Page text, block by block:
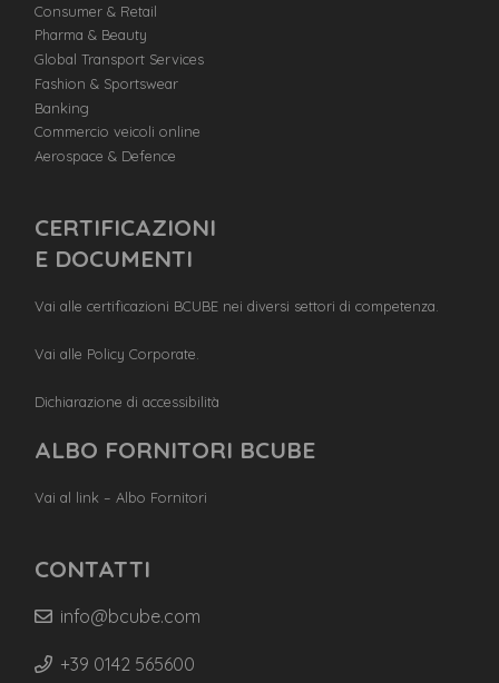
Consumer & Retail
Pharma & Beauty
Global Transport Services
Fashion & Sportswear
Banking
Commercio veicoli online
Aerospace & Defence
CERTIFICAZIONI
E DOCUMENTI
Vai alle certificazioni BCUBE nei diversi settori di competenza.
Vai alle Policy Corporate.
Dichiarazione di accessibilità
ALBO FORNITORI BCUBE
Vai al link – Albo Fornitori
CONTATTI
info@bcube.com
+39 0142 565600